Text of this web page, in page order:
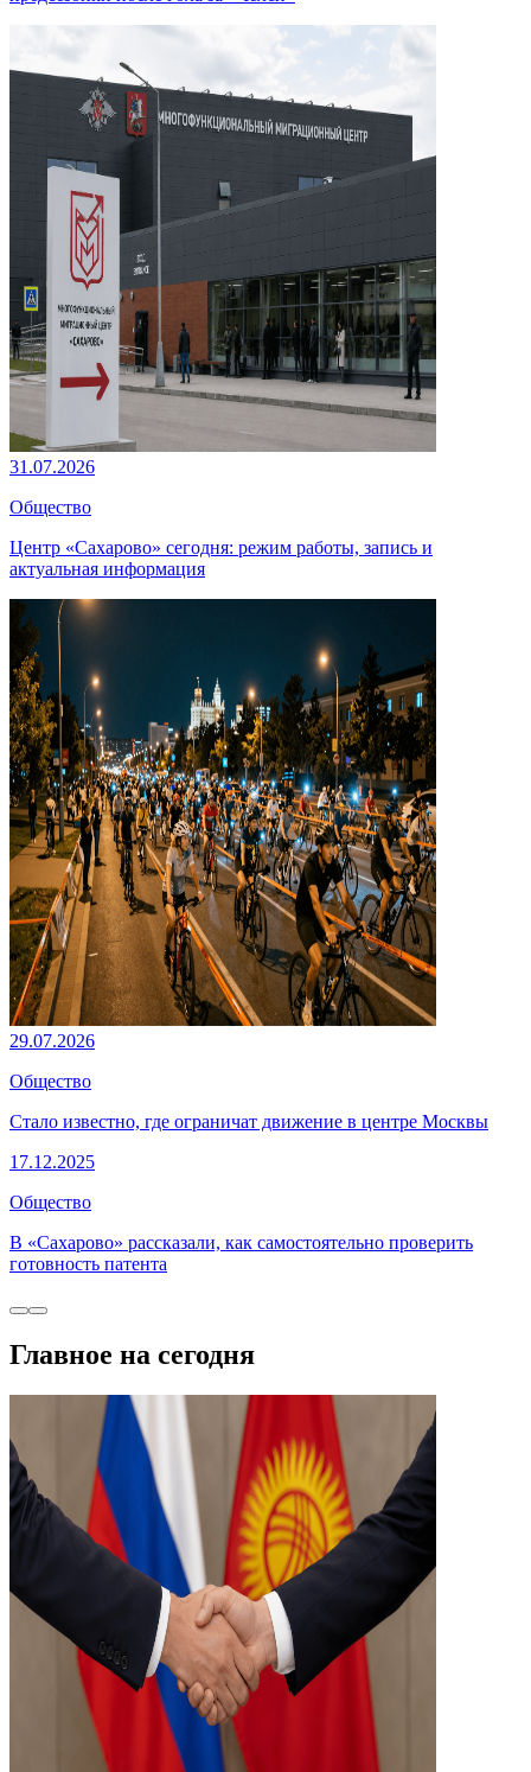
31.07.2026
Общество
Центр «Сахарово» сегодня: режим работы, запись и
актуальная информация
29.07.2026
Общество
Стало известно, где ограничат движение в центре Москвы
17.12.2025
Общество
В «Сахарово» рассказали, как самостоятельно проверить
готовность патента
Главное на сегодня